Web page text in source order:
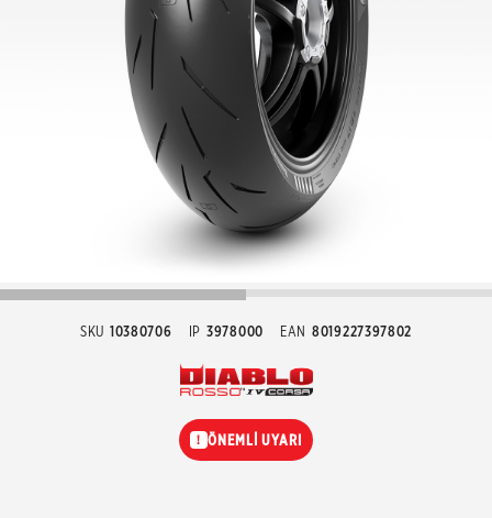
SKU 10380706 IP 3978000 EAN 8019227397802
! ÖNEMLİ UYARI